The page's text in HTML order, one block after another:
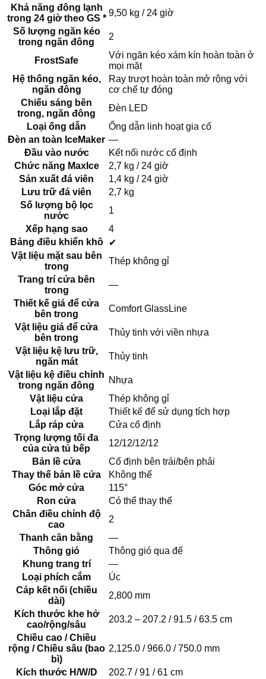
Khả năng đông lạnh
trong 24 giờ theo GS *
9,50 kg / 24 giờ
Số lượng ngăn kéo
trong ngăn đông
2
FrostSafe
Với ngăn kéo xám kín hoàn toàn ở
mọi mặt
Hệ thống ngăn kéo,
ngăn đông
Ray trượt hoàn toàn mở rộng với
cơ chế tự đóng
Chiếu sáng bên
trong, ngăn đông
Đèn LED
Loại ống dẫn
Ống dẫn linh hoạt gia cố
Đèn an toàn IceMaker —
Đầu vào nước
Kết nối nước cố định
Chức năng MaxIce
2,7 kg / 24 giờ
Sản xuất đá viên
1,4 kg / 24 giờ
Lưu trữ đá viên
2,7 kg
Số lượng bộ lọc
nước
1
Xếp hạng sao
4
Bảng điều khiển khô
✔
Vật liệu mặt sau bên
trong
Thép không gỉ
Trang trí cửa bên
trong
—
Thiết kế giá để cửa
bên trong
Comfort GlassLine
Vật liệu giá để cửa
bên trong
Thủy tinh với viền nhựa
Vật liệu kệ lưu trữ,
ngăn mát
Thủy tinh
Vật liệu kệ điều chỉnh
trong ngăn đông
Nhựa
Vật liệu cửa
Thép không gỉ
Loại lắp đặt
Thiết kế để sử dụng tích hợp
Lắp ráp cửa
Cửa cố định
Trọng lượng tối đa
của cửa tủ bếp
12/12/12/12
Bản lề cửa
Cố định bên trái/bên phải
Thay thế bản lề cửa
Không thể
Góc mở cửa
115°
Ron cửa
Có thể thay thế
Chân điều chỉnh độ
cao
2
Thanh cân bằng
—
Thông gió
Thông gió qua đế
Khung trang trí
—
Loại phích cắm
Úc
Cáp kết nối (chiều
dài)
2,800 mm
Kích thước khe hở
cao/rộng/sâu
203.2 – 207.2 / 91.5 / 63.5 cm
Chiều cao / Chiều
rộng / Chiều sâu (bao
bì)
2,125.0 / 966.0 / 750.0 mm
Kích thước H/W/D
202.7 / 91 / 61 cm